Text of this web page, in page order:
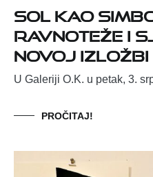
Sol kao
ravnoteže i
novoj izložbi
U Galeriji O.K. u petak, 3.
PROČITAJ!